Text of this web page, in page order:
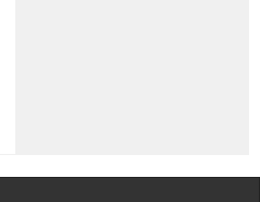
Praia Verão Estampado Chevron